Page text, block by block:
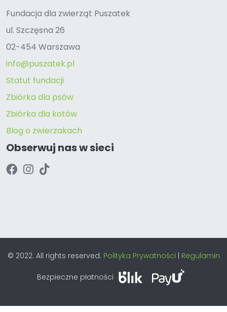
Fundacja dla zwierząt Puszatek
ul. Szczęsna 26
02-454 Warszawa
info@puszatek.pl
Statut fundacji
Zbiórka dla psów
Zbiórka dla kotów
Blog o zwierzakach
Obserwuj nas w sieci
© 2022. All rights reserved. Polityka Prywatności | Regulamin
Bezpieczne płatności